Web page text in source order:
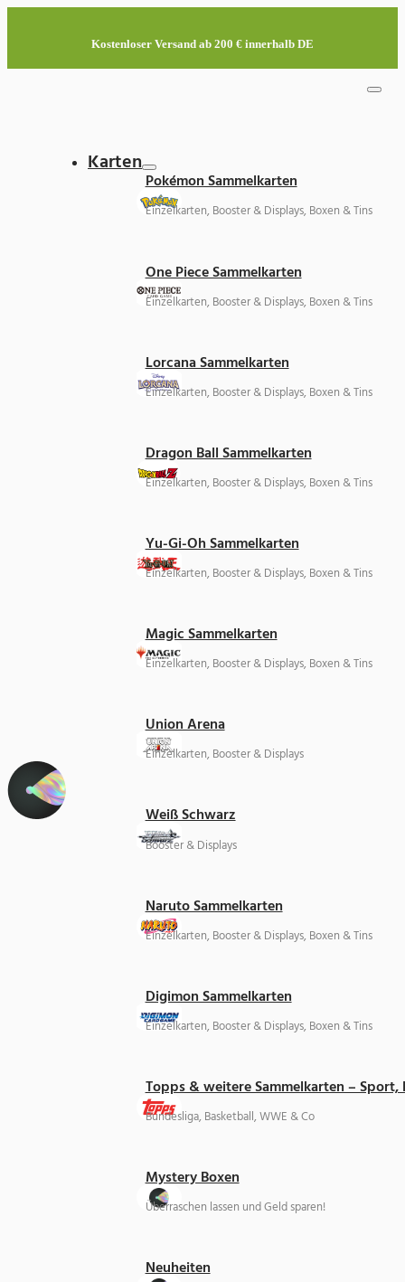
Kostenloser Versand ab 200 € innerhalb DE
Karten
Pokémon Sammelkarten
Einzelkarten, Booster & Displays, Boxen & Tins
One Piece Sammelkarten
Einzelkarten, Booster & Displays, Boxen & Tins
Lorcana Sammelkarten
Einzelkarten, Booster & Displays, Boxen & Tins
Dragon Ball Sammelkarten
Einzelkarten, Booster & Displays, Boxen & Tins
Yu-Gi-Oh Sammelkarten
Einzelkarten, Booster & Displays, Boxen & Tins
Magic Sammelkarten
Einzelkarten, Booster & Displays, Boxen & Tins
Union Arena
Einzelkarten, Booster & Displays
Weiß Schwarz
Booster & Displays
Naruto Sammelkarten
Einzelkarten, Booster & Displays, Boxen & Tins
Digimon Sammelkarten
Einzelkarten, Booster & Displays, Boxen & Tins
Topps & weitere Sammelkarten –
Bundesliga, Basketball, WWE & Co
Mystery Boxen
Überraschen lassen und Geld sparen!
Neuheiten